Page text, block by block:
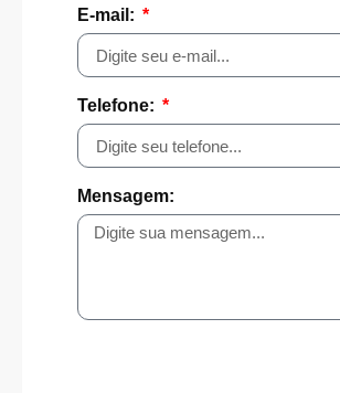
E-mail:
Telefone:
Mensagem: